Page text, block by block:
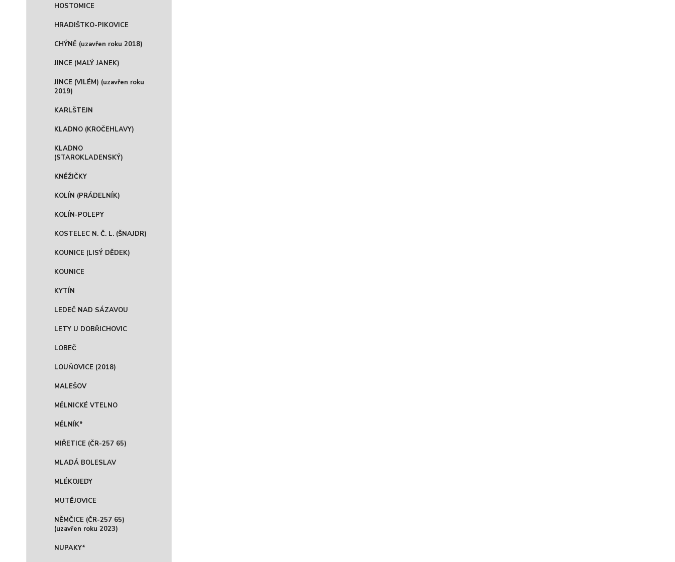
HOSTOMICE
HRADIŠTKO-PIKOVICE
CHÝNĚ (uzavřen roku 2018)
JINCE (MALÝ JANEK)
JINCE (VILÉM) (uzavřen roku
2019)
KARLŠTEJN
KLADNO (KROČEHLAVY)
KLADNO
(STAROKLADENSKÝ)
KNĚŽIČKY
KOLÍN (PRÁDELNÍK)
KOLÍN-POLEPY
KOSTELEC N. Č. L. (ŠNAJDR)
KOUNICE (LISÝ DĚDEK)
KOUNICE
KYTÍN
LEDEČ NAD SÁZAVOU
LETY U DOBŘICHOVIC
LOBEČ
LOUŇOVICE (2018)
MALEŠOV
MĚLNICKÉ VTELNO
MĚLNÍK*
MIŘETICE (ČR-257 65)
MLADÁ BOLESLAV
MLÉKOJEDY
MUTĚJOVICE
NĚMČICE (ČR-257 65)
(uzavřen roku 2023)
NUPAKY*